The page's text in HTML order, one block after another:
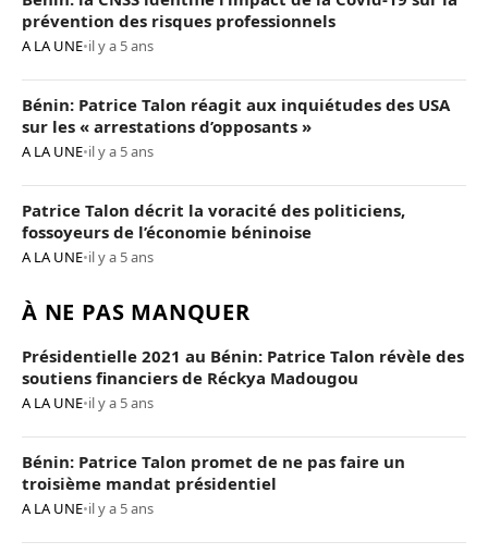
prévention des risques professionnels
A LA UNE•il y a 5 ans
Bénin: Patrice Talon réagit aux inquiétudes des USA
sur les « arrestations d’opposants »
A LA UNE•il y a 5 ans
Patrice Talon décrit la voracité des politiciens,
fossoyeurs de l’économie béninoise
A LA UNE•il y a 5 ans
À NE PAS MANQUER
Présidentielle 2021 au Bénin: Patrice Talon révèle des
soutiens financiers de Réckya Madougou
A LA UNE•il y a 5 ans
Bénin: Patrice Talon promet de ne pas faire un
troisième mandat présidentiel
A LA UNE•il y a 5 ans